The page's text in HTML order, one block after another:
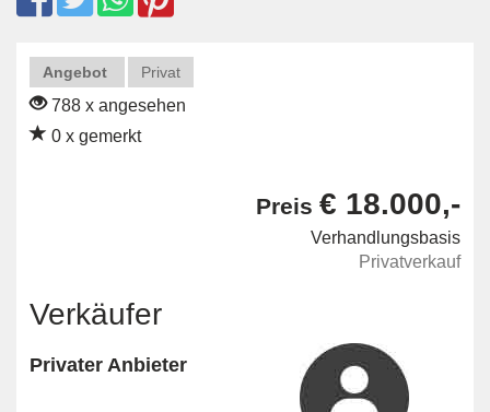
Angebot Privat
788 x angesehen
0 x gemerkt
Preis € 18.000,-
Verhandlungsbasis
Privatverkauf
Verkäufer
Privater Anbieter